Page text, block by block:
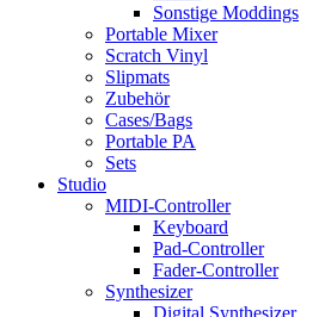
Sonstige Moddings
Portable Mixer
Scratch Vinyl
Slipmats
Zubehör
Cases/Bags
Portable PA
Sets
Studio
MIDI-Controller
Keyboard
Pad-Controller
Fader-Controller
Synthesizer
Digital Synthesizer